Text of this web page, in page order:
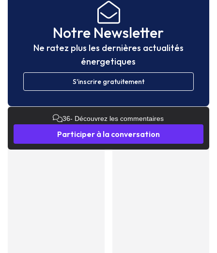
Notre Newsletter
Ne ratez plus les dernières actualités
énergetiques
S'inscrire gratuitement
36- Découvrez les commentaires
Participer à la conversation